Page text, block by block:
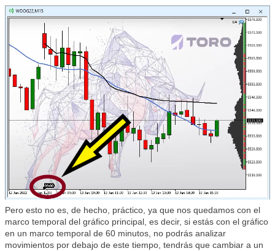
Pero esto no es, de hecho, práctico, ya que nos quedamos con el
marco temporal del gráfico principal, es decir, si estás con el gráfico
en un marco temporal de 60 minutos, no podrás analizar
movimientos por debajo de este tiempo, tendrás que cambiar a un